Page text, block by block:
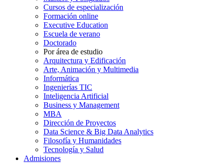
Cursos de especialización
Formación online
Executive Education
Escuela de verano
Doctorado
Por área de estudio
Arquitectura y Edificación
Arte, Animación y Multimedia
Informática
Ingenierías TIC
Inteligencia Artificial
Business y Management
MBA
Dirección de Proyectos
Data Science & Big Data Analytics
Filosofía y Humanidades
Tecnología y Salud
Admisiones